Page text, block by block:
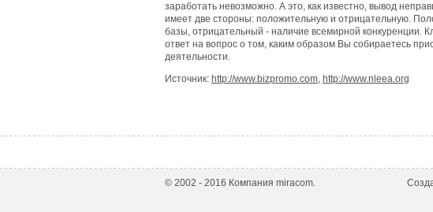
заработать невозможно. А это, как известно, вывод
имеет две стороны: положительную и отрицательную.
базы, отрицательный - наличие всемирной конкуренции.
ответ на вопрос о том, каким образом Вы собираетесь
деятельности.
Источник: http://www.bizpromo.com, http://www.nleea.org
© 2002 - 2016 Компания miracom.